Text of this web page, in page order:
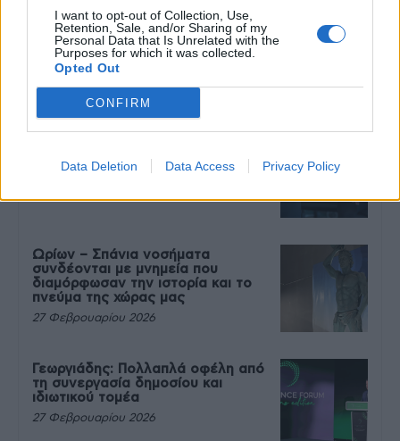
I want to opt-out of Collection, Use,
Retention, Sale, and/or Sharing of my
Personal Data that Is Unrelated with the
Purposes for which it was collected.
Opted Out
CONFIRM
Data Deletion Data Access Privacy Policy
Πάνω από 100 μωρά έχουν
γεννηθεί μέσω εξωσωματικής, με
την υποστήριξη της Be-Live
27 Φεβρουαρίου 2026
πάντα μετά την άσκηση
Ωρίων – Σπάνια νοσήματα
συνδέονται με μνημεία που
διαμόρφωσαν την ιστορία και το
πνεύμα της χώρας μας
27 Φεβρουαρίου 2026
Γεωργιάδης: Πολλαπλά οφέλη από
τη συνεργασία δημοσίου και
ιδιωτικού τομέα
27 Φεβρουαρίου 2026